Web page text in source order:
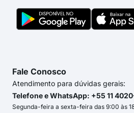
Fale Conosco
Atendimento para dúvidas gerais:
Telefone e WhatsApp: +55 11
Segunda-feira a sexta-feira das 9:00 às